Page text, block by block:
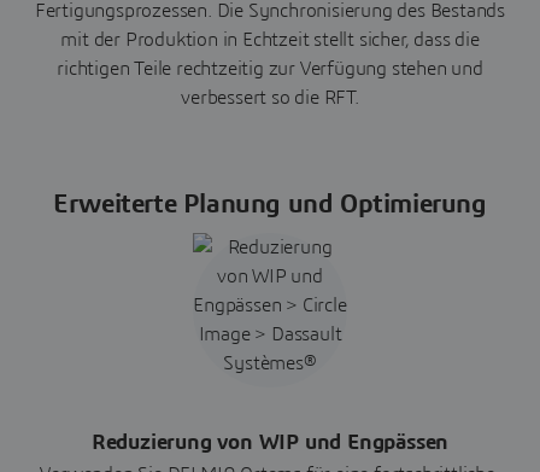
Fertigungsprozessen. Die Synchronisierung des Bestands
mit der Produktion in Echtzeit stellt sicher, dass die
richtigen Teile rechtzeitig zur Verfügung stehen und
verbessert so die RFT.
Erweiterte Planung und Optimierung
Reduzierung von WIP und Engpässen